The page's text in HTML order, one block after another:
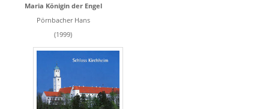
Maria Königin der Engel
Pörnbacher Hans
(1999)